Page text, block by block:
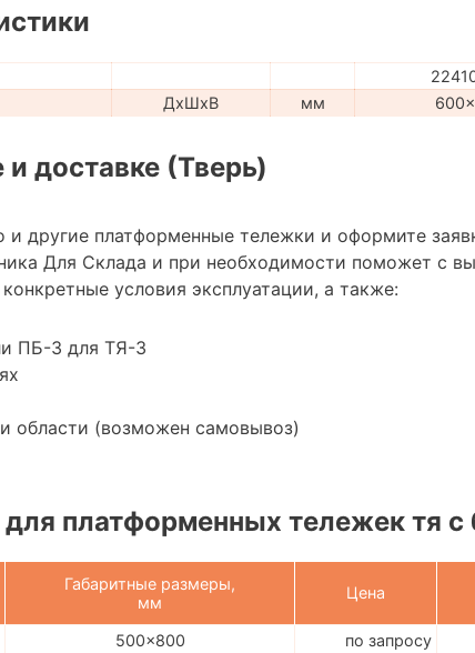
ДхШхВ мм
доставке (Тверь)
и другие платформенные тележки и оформите
Для Склада и при необходимости поможет с
условия эксплуатации, а также:
ПБ-3 для ТЯ-3
области (возможен самовывоз)
платформенных тележек тя с
Габаритные размеры,
мм
Цена
500x800 по запросу